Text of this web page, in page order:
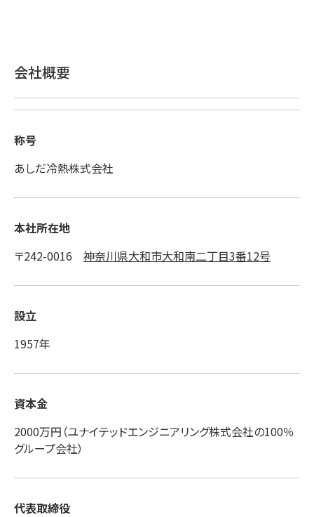
会社概要
称号
あしだ冷熱株式会社
本社所在地
〒242-0016 神奈川県大和市大和南二丁目3番12号
設立
1957年
資本金
2000万円（ユナイテッドエンジニアリング株式会社の100％
グループ会社）
代表取締役